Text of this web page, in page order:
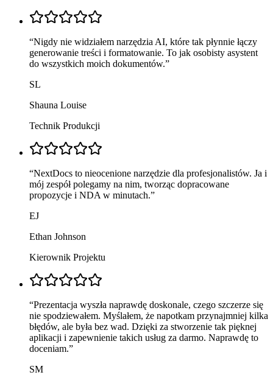
“Nigdy nie widziałem narzędzia AI, które tak płynnie łączy
generowanie treści i formatowanie. To jak osobisty asystent
do wszystkich moich dokumentów.”
SL
Shauna Louise
Technik Produkcji
“NextDocs to nieocenione narzędzie dla profesjonalistów. Ja i
mój zespół polegamy na nim, tworząc dopracowane
propozycje i NDA w minutach.”
EJ
Ethan Johnson
Kierownik Projektu
“Prezentacja wyszła naprawdę doskonale, czego szczerze się
nie spodziewałem. Myślałem, że napotkam przynajmniej kilka
błędów, ale była bez wad. Dzięki za stworzenie tak pięknej
aplikacji i zapewnienie takich usług za darmo. Naprawdę to
doceniam.”
SM